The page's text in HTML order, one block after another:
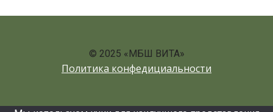
© 2025 «МБШ ВИТА»
Политика конфедициальности